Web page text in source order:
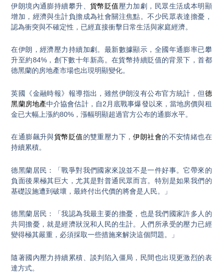
伊朗境內通膨持續攀升、 貨幣貶值壓力加劇，民眾生活成本明顯
增加，經濟與生計負擔成為社會關注焦點。不少民眾表達擔憂，
認為衝突與不確定性，已經直接衝擊日常生活與家庭經濟。
在伊朗，經濟壓力持續加劇。最新數據顯示，全國年通膨率已攀
升至約84%，創下數十年新高。在貨幣持續貶值的背景下，首都
德黑蘭的房地產市場也出現明顯變化。
英國《金融時報》報導指出，雖然伊朗沒有公布官方統計，但德
黑蘭房地產中介協會估計，自2月底戰事爆發以來，當地房價與租
金已大幅上漲約80%，漲幅明顯超過官方公布的通膨水平。
在通膨飆升與貨幣貶值的雙重壓力下，伊朗社會的不安情緒也在
持續累積。
德黑蘭居民：「戰爭對我們國家來說並不是一件好事。它帶來的
負面後果極其巨大，尤其是對普通民眾而言。特別是如果我們的
基礎設施遭到破壞，最終付出代價的將會是人民。」
德黑蘭居民：「我認為我最主要的擔憂，也是我們國家許多人的
共同擔憂，就是經濟狀況和人民的生計。人們所承受的壓力已經
變得極其嚴重，必須採取一些措施來解決這個問題。」
隨著國內壓力持續累積、談判陷入僵局，民間也出現更激烈的表
達方式。